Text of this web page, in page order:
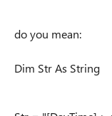
do you mean:
Dim Str As String